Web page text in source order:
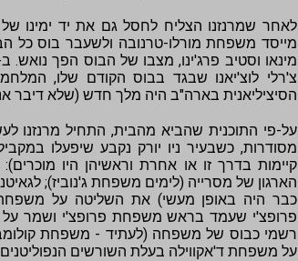
לאחר שמרנזנו הצליח לחסל גם את יד ימינו
מייסד משפחת מורלו-טרנובה ולשעבר בוס כל
צ'רלי לוצ'יאנו שבגד בבוס הקודם שלו,
הסיציליאנית בארה"ב היה מלך חדש (שלא דיבר
על-פי התוכנית שהביא מהבית, התחיל
קיימות בדרך זו או אחרת וראשיהן היו
הארגון של מסרייה (לימים משפחת ג'נוביז);
כבר היה באופן מעשי) את השליטה על משפחת
פרופצ'י שעמד בראש משפחת פרופצ'י ושמר על
רשמי כבוס של משפחה (לעתיד - משפחת
על משפחת ד'אקווילה בעלת השורשים